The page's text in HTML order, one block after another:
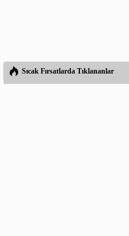
Sıcak Fırsatlarda Tıklananlar